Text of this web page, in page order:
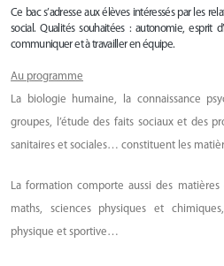
Ce bac s’adresse aux élèves intéressés par les
social. Qualités souhaitées : autonomie, esprit
communiquer et à travailler en équipe.
Au programme
La biologie humaine, la connaissance
groupes, l’étude des faits sociaux et des
sanitaires et sociales… constituent les
La formation comporte aussi des
maths, sciences physiques et
physique et sportive…